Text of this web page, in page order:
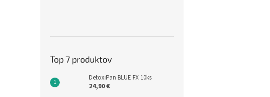
Top 7 produktov
DetoxiPan BLUE FX 10ks
24,90 €